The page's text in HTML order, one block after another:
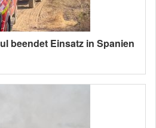
beendet Einsatz in Spanien